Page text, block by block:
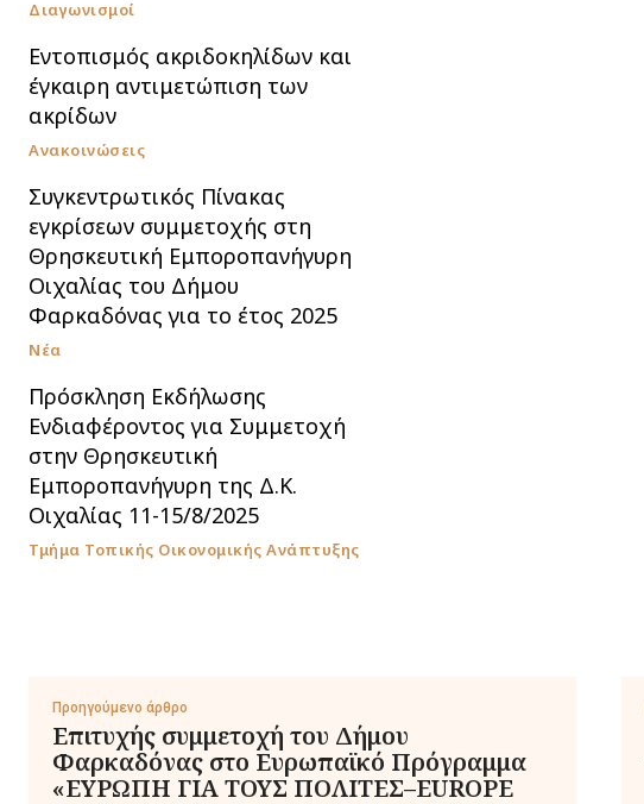
Διαγωνισμοί
Εντοπισμός ακριδοκηλίδων και
έγκαιρη αντιμετώπιση των
ακρίδων
Ανακοινώσεις
Συγκεντρωτικός Πίνακας
εγκρίσεων συμμετοχής στη
Θρησκευτική Εμποροπανήγυρη
Οιχαλίας του Δήμου
Φαρκαδόνας για το έτος 2025
Νέα
Πρόσκληση Εκδήλωσης
Ενδιαφέροντος για Συμμετοχή
στην Θρησκευτική
Εμποροπανήγυρη της Δ.Κ.
Οιχαλίας 11-15/8/2025
Τμήμα Τοπικής Οικονομικής Ανάπτυξης
Προηγούμενο άρθρο
Επιτυχής συμμετοχή του Δήμου
Φαρκαδόνας στο Ευρωπαϊκό Πρόγραμμα
«ΕΥΡΩΠΗ ΓΙΑ ΤΟΥΣ ΠΟΛΙΤΕΣ–EUROPE